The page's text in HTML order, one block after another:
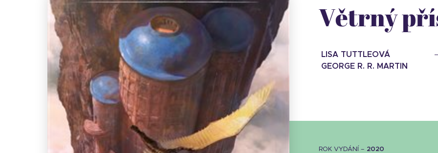
Větrný
LISA TUTTLEOVÁ
GEORGE R. R. MARTIN
ROK VYDÁNÍ – 2020